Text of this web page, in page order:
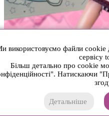
використовуємо файли cookie
сервісу
Більш детально про cookie
Натискаючи
Детальніше